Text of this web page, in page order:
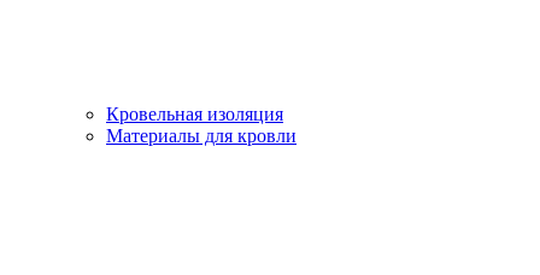
Кровельная изоляция
Материалы для кровли